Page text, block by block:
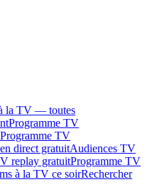
la TV — toutes
Programme TV
Programme TV
direct gratuitAudiences TV
replay gratuitProgramme TV
à la TV ce soirRechercher